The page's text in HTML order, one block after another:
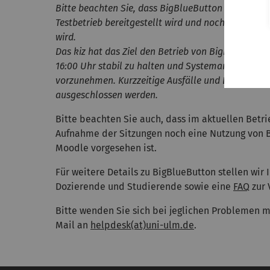
Bitte beachten Sie, dass BigBlueButton bis zum
Testbetrieb bereitgestellt wird und noch
wird.
Das kiz hat das Ziel den Betrieb von
16:00 Uhr stabil zu halten und Systemarbeiten
vorzunehmen. Kurzzeitige Ausfälle und Engpässe
ausgeschlossen werden.
Bitte beachten Sie auch, dass im aktuellen
Aufnahme der Sitzungen noch eine Nutzung
Moodle vorgesehen ist.
Für weitere Details zu BigBlueButton stellen wir
Dozierende und Studierende sowie eine FAQ zur
Bitte wenden Sie sich bei jeglichen Problemen
Mail an helpdesk(at)uni-ulm.de.